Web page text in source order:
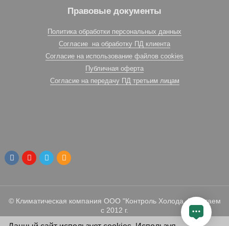
Правовые документы
Политика обработки персональных данных
Согласие на обработку ПД клиента
Согласие на использование файлов cookies
Публичная оферта
Согласие на передачу ПД третьим лицам
© Климатическая компания ООО "Контроль Холода. Работаем
с 2012 г.